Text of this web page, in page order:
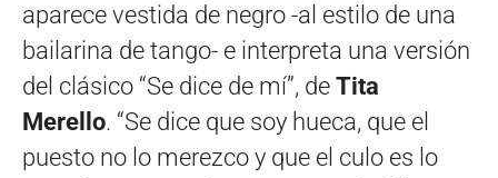
aparece vestida de negro -al estilo de una
bailarina de tango- e interpreta una versión
del clásico “Se dice de mí”, de Tita
Merello. “Se dice que soy hueca, que el
puesto no lo merezco y que el culo es lo